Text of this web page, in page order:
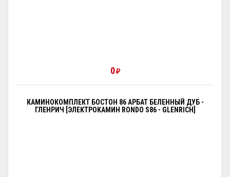
0 ₽
КАМИНОКОМПЛЕКТ БОСТОН 86 АРБАТ БЕЛЕННЫЙ ДУБ -
ГЛЕНРИЧ [ЭЛЕКТРОКАМИН RONDO S86 - GLENRICH]